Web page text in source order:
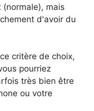
(normale), mais
d'avoir du
critère de choix,
pourriez
très bien être
ou votre